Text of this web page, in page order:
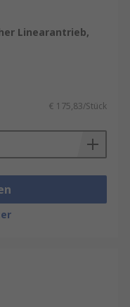
Linearantrieb,
€ 175,83/Stück